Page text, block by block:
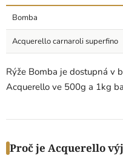
Bomba
Acquerello carnaroli superfino
Rýže Bomba je dostupná v
Acquerello ve 500g a 1kg
Proč je Acquerello